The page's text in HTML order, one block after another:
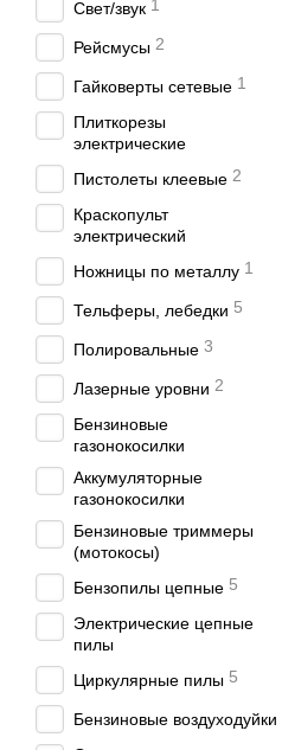
Свет/звук 1
Рейсмусы 2
Гайковерты сетевые 1
Плиткорезы
электрические
Пистолеты клеевые 2
Краскопульт
электрический
Ножницы по металлу 1
Тельферы, лебедки 5
Полировальные 3
Лазерные уровни 2
Бензиновые
газонокосилки
Аккумуляторные
газонокосилки
Бензиновые триммеры
(мотокосы)
Бензопилы цепные 5
Электрические цепные
пилы
Циркулярные пилы 5
Бензиновые воздуходуйки